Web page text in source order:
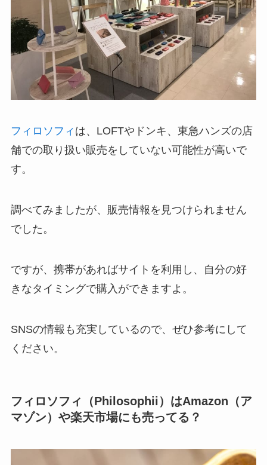
フィロソフィ は、LOFTやドンキ、東急ハンズの店
舗での取り扱い販売をしていない可能性が高いで
す。
調べてみましたが、販売情報を見つけられません
でした。
ですが、携帯があればサイトを利用し、自分の好
きなタイミングで購入ができますよ。
SNSの情報も充実しているので、ぜひ参考にして
ください。
フィロソフィ（Philosophii）はAmazon（ア
マゾン）や楽天市場にも売ってる？